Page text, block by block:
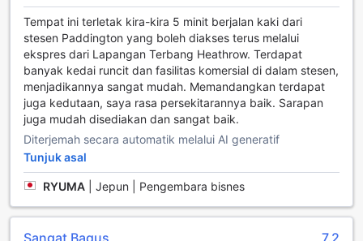
melayari karya di Muzium British terletak 3.2 km jauh boleh
membiasakan anda dengan pemandangan seni tempatan.
Alasan untuk menginap di sini
Harga bilik sangat murah di sini, lebih murah 99%
berbanding penginapan lain di bandar.
Temui tempat makan yang sangat baik di sini, di mana
tetamu silam telah menilai tempat makan di tapak atau
berdekatan lebih baik berbanding 97% penginapan lain di
Tempat ini terletak kira-kira 5 minit berjalan kaki dari
stesen Paddington yang boleh diakses terus melalui
ekspres dari Lapangan Terbang Heathrow. Terdapat
banyak kedai runcit dan fasilitas komersial di dalam stesen,
menjadikannya sangat mudah. Memandangkan terdapat
juga kedutaan, saya rasa persekitarannya baik. Sarapan
juga mudah disediakan dan sangat baik.
Diterjemah secara automatik melalui AI generatif
Tunjuk asal
RYUMA Jepun | Pengembara bisnes